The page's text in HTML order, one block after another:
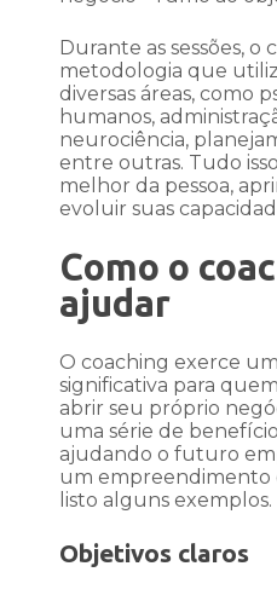
Durante as sessões, o
metodologia que
diversas áreas, como
humanos,
neurociência,
entre outras. Tudo
melhor da pessoa,
evoluir suas
Como o
ajudar
O coaching exerce
significativa para
abrir seu próprio
uma série de
ajudando o futuro
um empreendimento
listo alguns exemplos.
Objetivos claros